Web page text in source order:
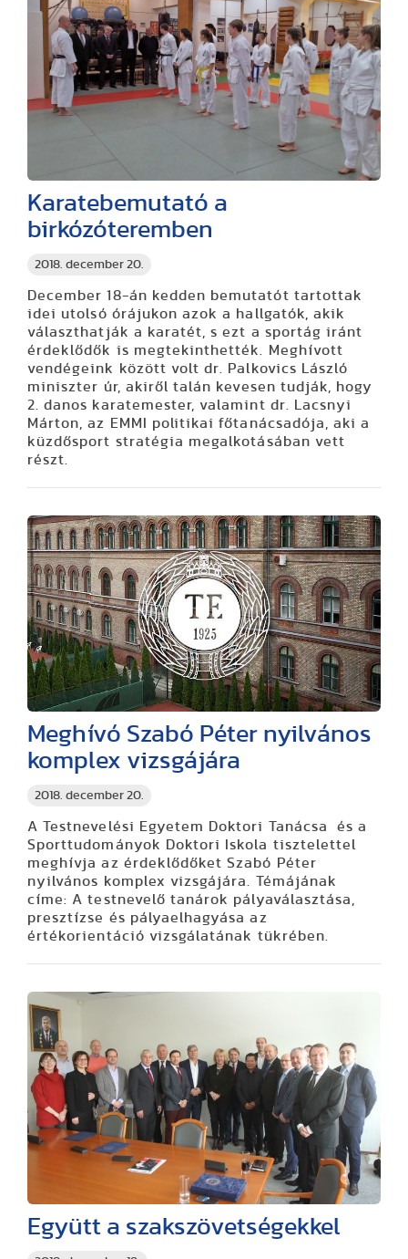
2018. december 20.
Karatebemutató a
birkózóteremben
December 18-án kedden bemutatót tartottak
idei utolsó órájukon azok a hallgatók, akik
választhatják a karatét, s ezt a sportág iránt
érdeklődők is megtekinthették. Meghívott
vendégeink között volt dr. Palkovics László
miniszter úr, akiről talán kevesen tudják, hogy
2. danos karatemester, valamint dr. Lacsnyi
Márton, az EMMI politikai főtanácsadója, aki a
küzdősport stratégia megalkotásában vett
részt.
2018. december 20.
Meghívó Szabó Péter nyilvános
komplex vizsgájára
A Testnevelési Egyetem Doktori Tanácsa és a
Sporttudományok Doktori Iskola tisztelettel
meghívja az érdeklődőket Szabó Péter
nyilvános komplex vizsgájára. Témájának
címe: A testnevelő tanárok pályaválasztása,
presztízse és pályaelhagyása az
értékorientáció vizsgálatának tükrében.
Együtt a szakszövetségekkel